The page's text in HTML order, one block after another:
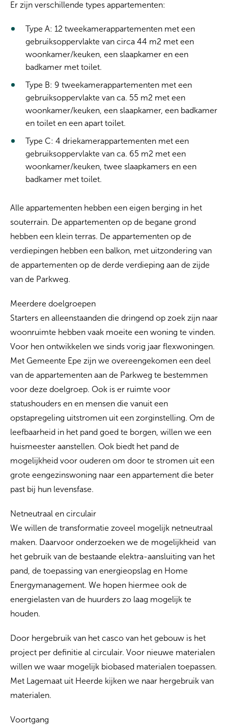
Er zijn verschillende types appartementen:
Type A: 12 tweekamerappartementen met een
gebruiksoppervlakte van circa 44 m2 met een
woonkamer/keuken, een slaapkamer en een
badkamer met toilet.
Type B: 9 tweekamerappartementen met een
gebruiksoppervlakte van ca. 55 m2 met een
woonkamer/keuken, een slaapkamer, een badkamer
en toilet en een apart toilet.
Type C: 4 driekamerappartementen met een
gebruiksoppervlakte van ca. 65 m2 met een
woonkamer/keuken, twee slaapkamers en een
badkamer met toilet.
Alle appartementen hebben een eigen berging in het
souterrain. De appartementen op de begane grond
hebben een klein terras. De appartementen op de
verdiepingen hebben een balkon, met uitzondering van
de appartementen op de derde verdieping aan de zijde
van de Parkweg.
Meerdere doelgroepen
Starters en alleenstaanden die dringend op zoek zijn naar
woonruimte hebben vaak moeite een woning te vinden.
Voor hen ontwikkelen we sinds vorig jaar flexwoningen.
Met Gemeente Epe zijn we overeengekomen een deel
van de appartementen aan de Parkweg te bestemmen
voor deze doelgroep. Ook is er ruimte voor
statushouders en en mensen die vanuit een
opstapregeling uitstromen uit een zorginstelling. Om de
leefbaarheid in het pand goed te borgen, willen we een
huismeester aanstellen. Ook biedt het pand de
mogelijkheid voor ouderen om door te stromen uit een
grote eengezinswoning naar een appartement die beter
past bij hun levensfase.
Netneutraal en circulair
We willen de transformatie zoveel mogelijk netneutraal
maken. Daarvoor onderzoeken we de mogelijkheid van
het gebruik van de bestaande elektra-aansluiting van het
pand, de toepassing van energieopslag en Home
Energymanagement. We hopen hiermee ook de
energielasten van de huurders zo laag mogelijk te
houden.
Door hergebruik van het casco van het gebouw is het
project per definitie al circulair. Voor nieuwe materialen
willen we waar mogelijk biobased materialen toepassen.
Met Lagemaat uit Heerde kijken we naar hergebruik van
materialen.
Voortgang